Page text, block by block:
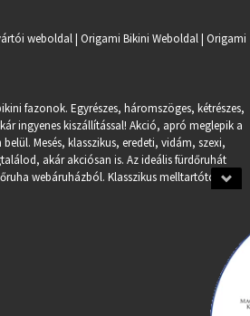
weboldal | Origami Bikini Weboldal |Origami
fazonok. Egyrészes, háromszöges, kétrészes,
ingyenes kiszállítással! Akció, apró meglepik a
Mesés, klasszikus, eredeti, vidám, szexi,
akár akciósan is. Az ideális fürdőruhát
webáruházból. Klasszikus melltartótól a